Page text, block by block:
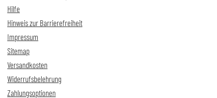
Hilfe
Hinweis zur Barrierefreiheit
Impressum
Sitemap
Versandkosten
Widerrufsbelehrung
Zahlungsoptionen